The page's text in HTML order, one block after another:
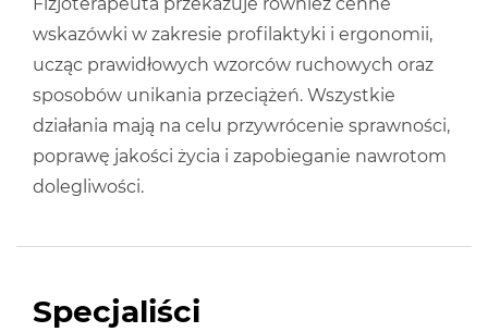
wskazówki w zakresie profilaktyki i ergonomii,
ucząc prawidłowych wzorców ruchowych oraz
sposobów unikania przeciążeń. Wszystkie
działania mają na celu przywrócenie sprawności,
poprawę jakości życia i zapobieganie nawrotom
dolegliwości.
Specjaliści